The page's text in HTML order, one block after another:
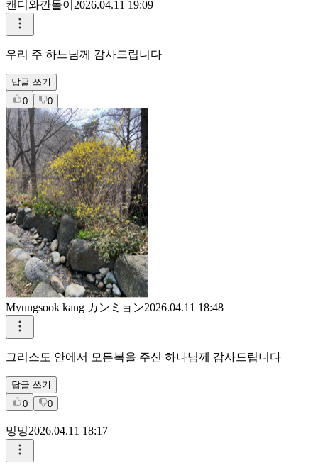
캔디와깐돌이
우리 주 하느님께 감사드립니다
답글 쓰기
0
0
Myungsook kang カンミョン
그리스도 안에서 모든복을 주신 하나님께 감사드립니다
답글 쓰기
0
0
밍밍2026.04.11 18:17